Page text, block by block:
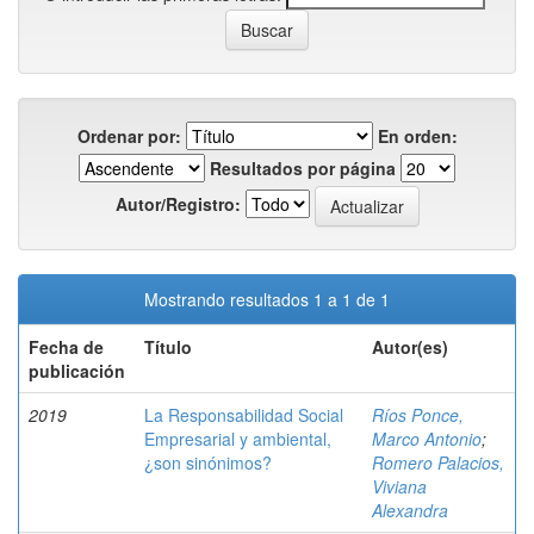
Ordenar por:
En orden:
Resultados por página
Autor/Registro:
Mostrando resultados 1 a 1 de 1
Fecha de
publicación
Título Autor(es)
2019
La Responsabilidad Social
Empresarial y ambiental,
¿son sinónimos?
Ríos Ponce,
Marco Antonio;
Romero Palacios,
Viviana
Alexandra